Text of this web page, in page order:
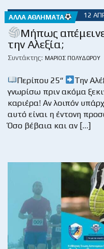
ΆΛΛΑ ΑΘΛΉΜΑΤΑ 12
Μήπως
την Αλεξία;
Συντάκτης: ΜΆΡΙΟΣ ΠΟΛΥΔΏΡΟΥ
Περίπου 25“
Την
γνωρίσω πριν ακόμα
καριέρα! Αν λοιπόν
αυτό είναι η έντονη
Όσο βέβαια και αν […]